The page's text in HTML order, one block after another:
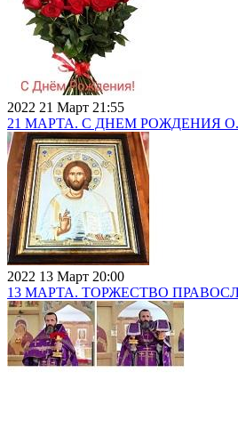
2022 21 Март 21:55
21 МАРТА. С ДНЕМ РОЖДЕНИЯ
2022 13 Март 20:00
13 МАРТА. ТОРЖЕСТВО